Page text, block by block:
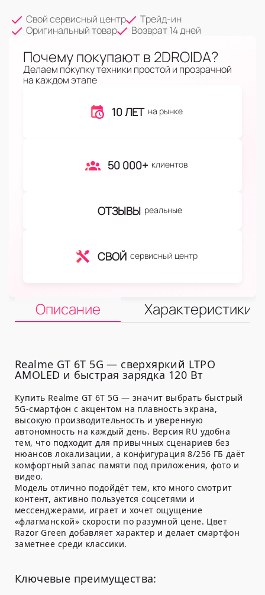
Свой сервисный центр
Трейд-ин
Оригинальный товар
Возврат 14 дней
Почему покупают в 2DROIDA?
Делаем покупку техники простой и прозрачной
на каждом этапе
10 ЛЕТ на рынке
50 000+ клиентов
ОТЗЫВЫ реальные
СВОЙ сервисный центр
Описание Характеристики
Realme GT 6T 5G — сверхяркий LTPO
AMOLED и быстрая зарядка 120 Вт
Купить Realme GT 6T 5G — значит выбрать быстрый
5G-смартфон с акцентом на плавность экрана,
высокую производительность и уверенную
автономность на каждый день. Версия RU удобна
тем, что подходит для привычных сценариев без
нюансов локализации, а конфигурация 8/256 ГБ даёт
комфортный запас памяти под приложения, фото и
видео.
Модель отлично подойдёт тем, кто много смотрит
контент, активно пользуется соцсетями и
мессенджерами, играет и хочет ощущение
«флагманской» скорости по разумной цене. Цвет
Razor Green добавляет характер и делает смартфон
заметнее среди классики.
Ключевые преимущества: